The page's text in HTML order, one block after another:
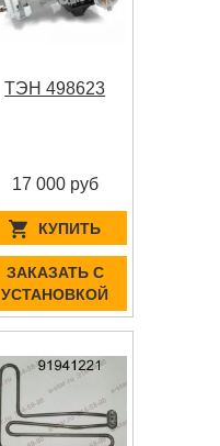
ТЭН 498623
17 000 руб
КУПИТЬ
ЗАКАЗАТЬ С
УСТАНОВКОЙ